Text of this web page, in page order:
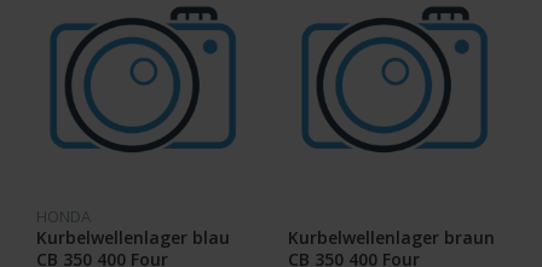
HONDA
Kurbelwellenlager blau
CB 350 400 Four
Kurbelwellenlager braun
CB 350 400 Four